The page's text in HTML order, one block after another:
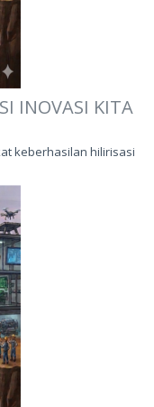
INOVASI KITA
keberhasilan hilirisasi